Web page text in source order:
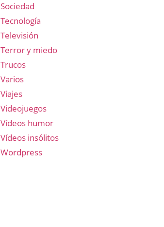
Sociedad
Tecnología
Televisión
Terror y miedo
Trucos
Varios
Viajes
Videojuegos
Vídeos humor
Vídeos insólitos
Wordpress